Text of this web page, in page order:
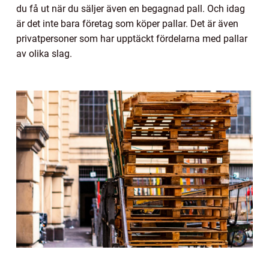
du få ut när du säljer även en begagnad pall. Och idag
är det inte bara företag som köper pallar. Det är även
privatpersoner som har upptäckt fördelarna med pallar
av olika slag.